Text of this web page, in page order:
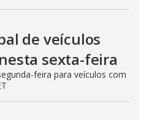
de veículos
sexta-feira
feira para veículos com